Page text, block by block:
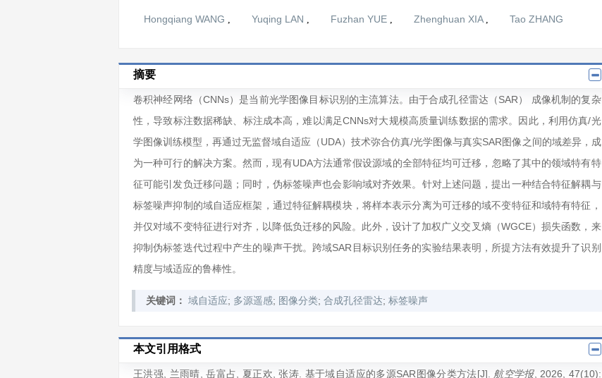
Hongqiang WANG , Yuqing LAN , Fuzhan YUE , Zhenghuan XIA , Tao ZHANG
摘要
卷积神经网络（CNNs）是当前光学图像目标识别的主流算法。由于合成孔径雷达（SAR） 成像机制的复杂
性，导致标注数据稀缺、标注成本高，难以满足CNNs对大规模高质量训练数据的需求。因此，利用仿真/光
学图像训练模型，再通过无监督域自适应（UDA）技术弥合仿真/光学图像与真实SAR图像之间的域差异，成
为一种可行的解决方案。然而，现有UDA方法通常假设源域的全部特征均可迁移，忽略了其中的领域特有特
征可能引发负迁移问题；同时，伪标签噪声也会影响域对齐效果。针对上述问题，提出一种结合特征解耦与
标签噪声抑制的域自适应框架，通过特征解耦模块，将样本表示分离为可迁移的域不变特征和域特有特征，
并仅对域不变特征进行对齐，以降低负迁移的风险。此外，设计了加权广义交叉熵（WGCE）损失函数，来
抑制伪标签迭代过程中产生的噪声干扰。跨域SAR目标识别任务的实验结果表明，所提方法有效提升了识别
精度与域适应的鲁棒性。
关键词： 域自适应; 多源遥感; 图像分类; 合成孔径雷达; 标签噪声
本文引用格式
王洪强 兰雨晴 ,岳富占 夏正欢 ,张涛 . 基于域自适应的多源SAR图像分类方法[J]. 航空学报, 2026 , 47(10):